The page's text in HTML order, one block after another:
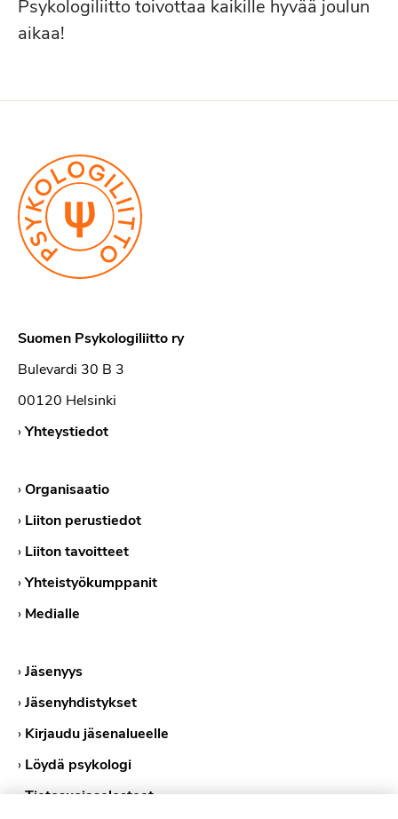
Psykologiliitto toivottaa kaikille hyvää joulun
aikaa!
Suomen Psykologiliitto ry
Bulevardi 30 B 3
00120 Helsinki
›Yhteystiedot
›Organisaatio
› Liiton perustiedot
› Liiton tavoitteet
›Yhteistyökumppanit
› Medialle
›Jäsenyys
›Jäsenyhdistykset
› Kirjaudu jäsenalueelle
› Löydä psykologi
›Tietosuojaselosteet